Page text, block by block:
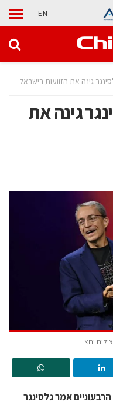
EN
גינה את הזוועות בישראל
גינה את
יחצ
אמר גלסינגר